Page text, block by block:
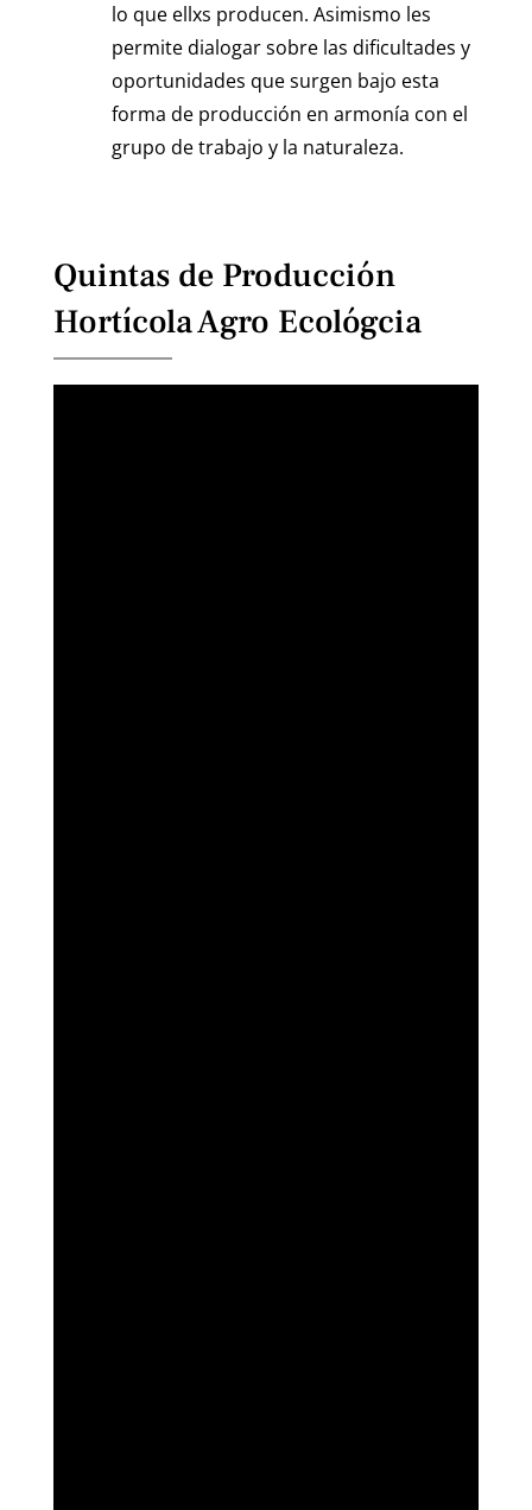
lo que ellxs producen. Asimismo les
permite dialogar sobre las dificultades y
oportunidades que surgen bajo esta
forma de producción en armonía con el
grupo de trabajo y la naturaleza.
Quintas de Producción
Hortícola Agro Ecológcia